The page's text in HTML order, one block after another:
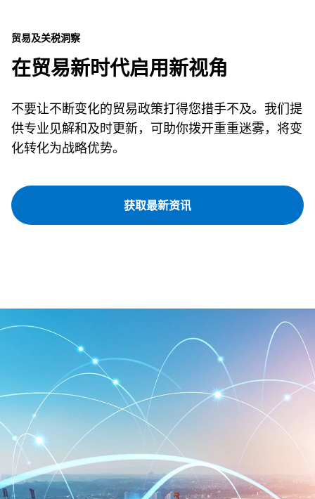
贸易及关税洞察
在贸易新时代启用新视角
不要让不断变化的贸易政策打得您措手不及。我们提
供专业见解和及时更新，可助你拨开重重迷雾，将变
化转化为战略优势。
获取最新资讯